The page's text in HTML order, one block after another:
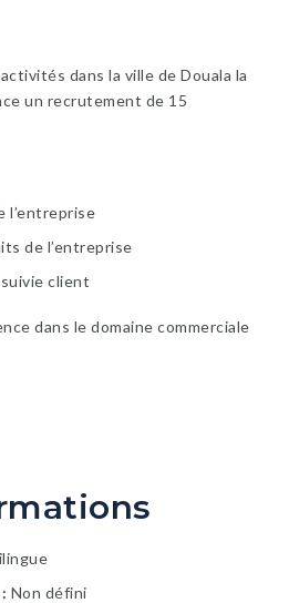
dans la ville de Douala la
un recrutement de 15
l’entreprise
de l’entreprise
client
dans le domaine commerciale
Non défini